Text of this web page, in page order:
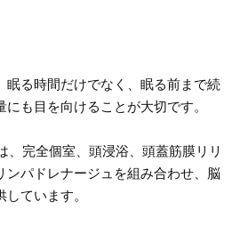
眠る時間だけでなく、眠る前まで続
も目を向けることが大切です。
完全個室、頭浸浴、頭蓋筋膜リリ
ンパドレナージュを組み合わせ、脳
ています。